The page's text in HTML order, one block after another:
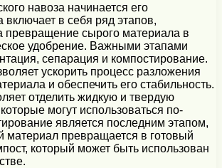
навоза начинается его
включает в себя ряд этапов,
превращение сырого материала в
удобрение. Важными этапами
сепарация и компостирование.
ускорить процесс разложения
и обеспечить его стабильность.
отделить жидкую и твердую
могут использоваться по-
является последним этапом,
материал превращается в готовый
который может быть использован